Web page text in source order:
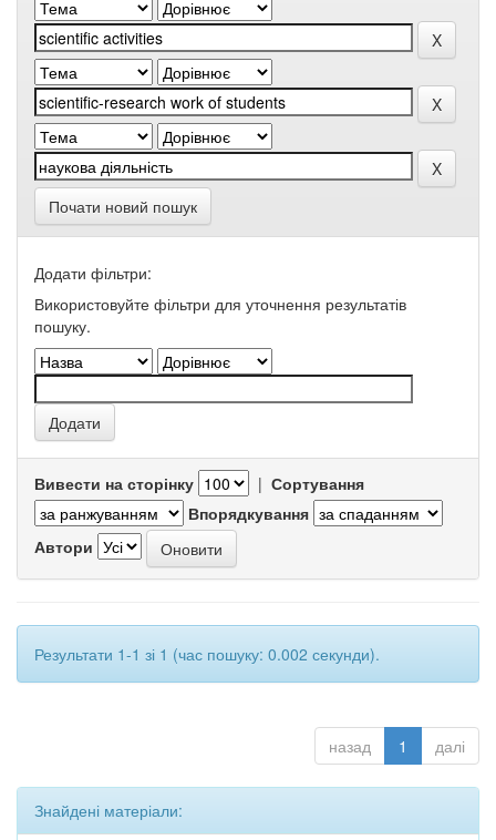
Почати новий пошук
Додати фільтри:
Використовуйте фільтри для уточнення результатів
пошуку.
Вивести на сторінку | Сортування
Впорядкування
Автори
Результати 1-1 зі 1 (час пошуку: 0.002 секунди).
назад 1 далі
Знайдені матеріали: